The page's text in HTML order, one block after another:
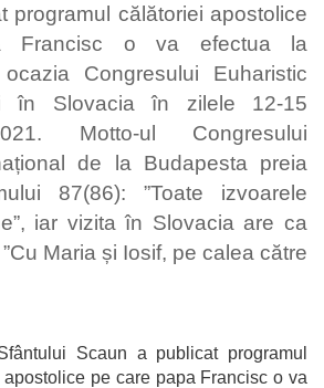
programul călătoriei apostolice
Francisc o va efectua la
Congresului Euharistic
în Slovacia în zilele 12-15
Motto-ul Congresului
de la Budapesta preia
87(86): ”Toate izvoarele
iar vizita în Slovacia are ca
Maria și Iosif, pe calea către
Scaun a publicat programul
pe care papa Francisc o va